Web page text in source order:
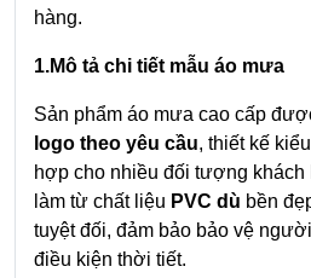
hàng.
1.Mô tả chi tiết mẫu áo mưa
Sản phẩm áo mưa cao cấp
logo theo yêu cầu, thiết kế
hợp cho nhiều đối tượng
làm từ chất liệu PVC dù bền
tuyệt đối, đảm bảo bảo vệ
điều kiện thời tiết.